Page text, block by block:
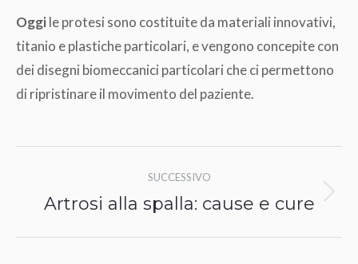
Oggile protesi sono costituite da materiali innovativi,
titanio e plastiche particolari, e vengono concepite con
dei disegni biomeccanici particolari che ci permettono
di ripristinare il movimento del paziente.
tra
i
SUCCESSIVO
Prossimo
Artrosi alla spalla: cause e cure